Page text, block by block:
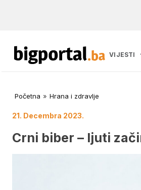
VIJESTI
Početna » Hrana i zdravlje
21. Decembra 2023.
Crni biber – ljuti